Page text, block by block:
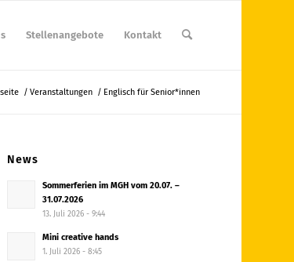
Stellenangebote Kontakt
/ Veranstaltungen / Englisch für Senior*innen
News
Sommerferien im MGH vom 20.07. –
31.07.2026
13. Juli 2026 - 9:44
Mini creative hands
1. Juli 2026 - 8:45